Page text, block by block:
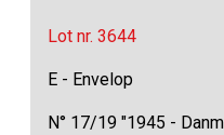
Lot nr. 3644
E - Envelop
N° 17/19 "1945 -